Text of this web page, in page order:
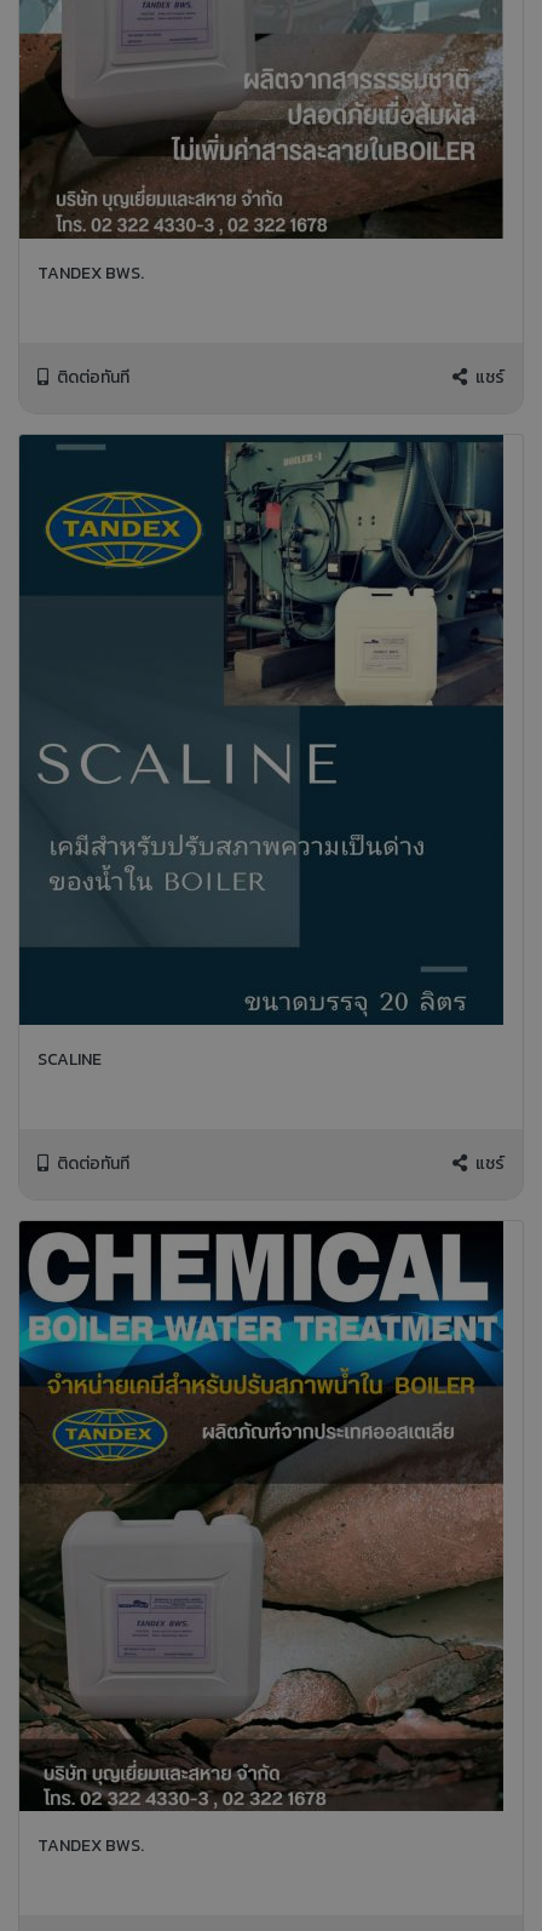
TANDEX BWS.
ติดต่อทันที แชร์
SCALINE
ติดต่อทันที แชร์
TANDEX BWS.